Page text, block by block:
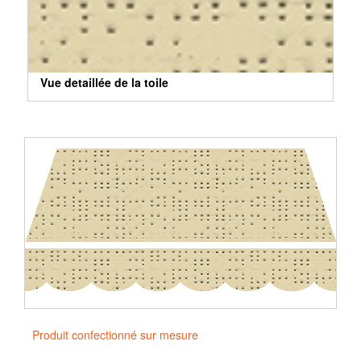
Vue detaillée de la toile
Produit confectionné sur mesure